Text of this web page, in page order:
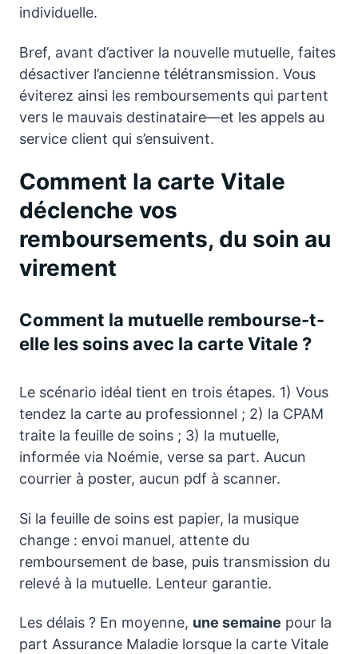
individuelle.
Bref, avant d’activer la nouvelle mutuelle, faites
désactiver l’ancienne télétransmission. Vous
éviterez ainsi les remboursements qui partent
vers le mauvais destinataire—et les appels au
service client qui s’ensuivent.
Comment la carte Vitale
déclenche vos
remboursements, du soin au
virement
Comment la mutuelle rembourse-t-
elle les soins avec la carte Vitale ?
Le scénario idéal tient en trois étapes. 1) Vous
tendez la carte au professionnel ; 2) la CPAM
traite la feuille de soins ; 3) la mutuelle,
informée via Noémie, verse sa part. Aucun
courrier à poster, aucun pdf à scanner.
Si la feuille de soins est papier, la musique
change : envoi manuel, attente du
remboursement de base, puis transmission du
relevé à la mutuelle. Lenteur garantie.
Les délais ? En moyenne, une semaine pour la
part Assurance Maladie lorsque la carte Vitale